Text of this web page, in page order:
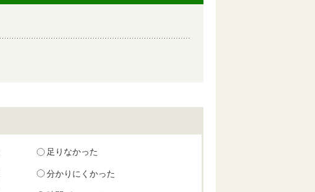
足りなかった
分かりにくかった